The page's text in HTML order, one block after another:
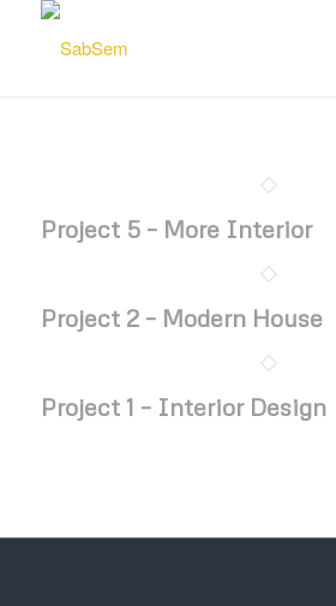
Project 5 – More Interior
Project 2 – Modern House
Project 1 – Interior Design